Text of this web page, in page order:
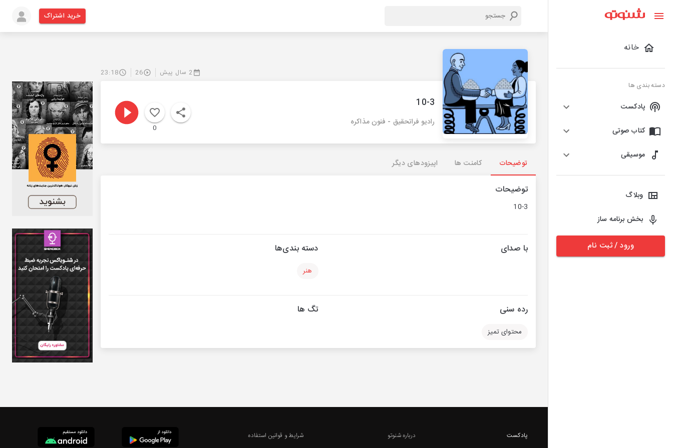
خانه
دسته بندی ها
پادکست
کتاب صوتی
موسیقی
وبلاگ
بخش برنامه ساز
ورود / ثبت نام
خرید اشتراک
2 سال پیش 26
23:18
10-3
رادیو فراتحقیق - فنون مذاکره
0
توضیحات کامنت ها اپیزودهای دیگر
توضیحات
10-3
با صدای دسته بندی‌ها
هنر
رده سنی
محتوای تمیز
تگ ها
پادکست
درباره شنوتو
شرایط و قوانین استفاده